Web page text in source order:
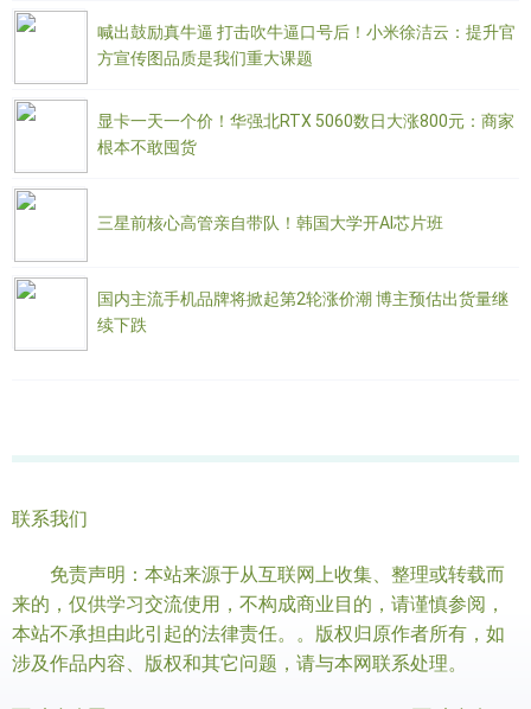
喊出鼓励真牛逼 打击吹牛逼口号后！小米徐洁云：提升官
方宣传图品质是我们重大课题
显卡一天一个价！华强北RTX 5060数日大涨800元：商家
根本不敢囤货
三星前核心高管亲自带队！韩国大学开AI芯片班
国内主流手机品牌将掀起第2轮涨价潮 博主预估出货量继
续下跌
联系我们
免责声明：本站来源于从互联网上收集、整理或转载而
来的，仅供学习交流使用，不构成商业目的，请谨慎参阅，
本站不承担由此引起的法律责任。。版权归原作者所有，如
涉及作品内容、版权和其它问题，请与本网联系处理。